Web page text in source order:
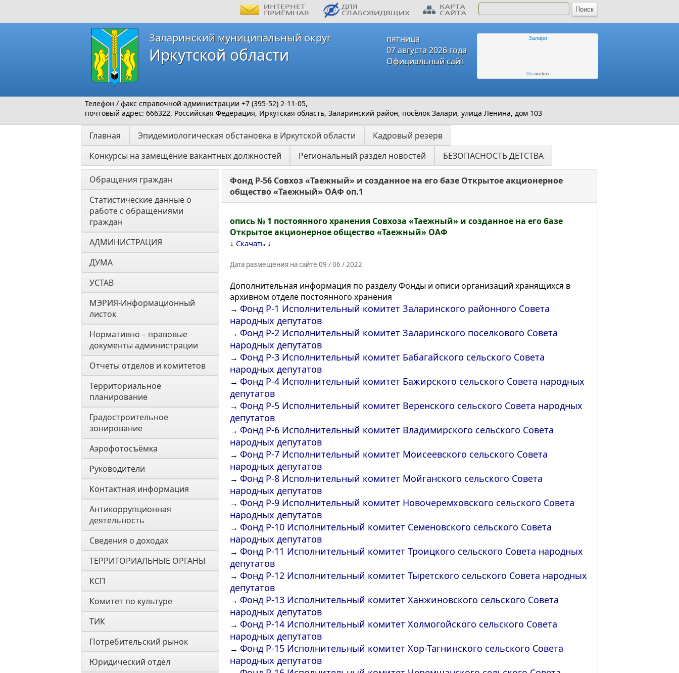
Залари
Gismeteo
пятница
07 августа 2026 года
Официальный сайт
Заларинский муниципальный округ
Иркутской области
Телефон / факс справочной администрации +7 (395-52) 2-11-05,
почтовый адрес: 666322, Российская Федерация, Иркутская область, Заларинский район, посёлок Залари, улица Ленина, дом 103
Главная Эпидемиологическая обстановка в Иркутской области
Кадровый резерв
Конкурсы на замещение вакантных должностей
Региональный раздел новостей БЕЗОПАСНОСТЬ ДЕТСТВА
Обращения граждан
Статистические данные о
работе с обращениями
граждан
АДМИНИСТРАЦИЯ
ДУМА
УСТАВ
МЭРИЯ-Информационный
листок
Нормативно – правовые
документы администрации
Отчеты отделов и комитетов
Территориальное
планирование
Градостроительное
зонирование
Аэрофотосъёмка
Руководители
Контактная информация
Антикоррупционная
деятельность
Сведения о доходах
ТЕРРИТОРИАЛЬНЫЕ ОРГАНЫ
КСП
Комитет по культуре
ТИК
Потребительский рынок
Юридический отдел
Фонд Р-56 Совхоз «Таежный» и созданное на его базе Открытое акционерное
общество «Таежный» ОАФ оп.1
опись № 1 постоянного хранения Совхоза «Таежный» и созданное на его базе
Открытое акционерное общество «Таежный» ОАФ
↓ Скачать ↓
Дата размещения на сайте 09 / 06 / 2022
Дополнительная информация по разделу Фонды и описи организаций хранящихся в
архивном отделе постоянного хранения
→ Фонд Р-1 Исполнительный комитет Заларинского районного Совета
народных депутатов
→ Фонд Р-2 Исполнительный комитет Заларинского поселкового Совета
народных депутатов
→ Фонд Р-3 Исполнительный комитет Бабагайского сельского Совета
народных депутатов
→ Фонд Р-4 Исполнительный комитет Бажирского сельского Совета народных
депутатов
→ Фонд Р-5 Исполнительный комитет Веренского сельского Совета народных
депутатов
→ Фонд Р-6 Исполнительный комитет Владимирского сельского Совета
народных депутатов
→ Фонд Р-7 Исполнительный комитет Моисеевского сельского Совета
народных депутатов
→ Фонд Р-8 Исполнительный комитет Мойганского сельского Совета
народных депутатов
→ Фонд Р-9 Исполнительный комитет Новочеремховского сельского Совета
народных депутатов
→ Фонд Р-10 Исполнительный комитет Семеновского сельского Совета
народных депутатов
→ Фонд Р-11 Исполнительный комитет Троицкого сельского Совета народных
депутатов
→ Фонд Р-12 Исполнительный комитет Тыретского сельского Совета народных
депутатов
→ Фонд Р-13 Исполнительный комитет Ханжиновского сельского Совета
народных депутатов
→ Фонд Р-14 Исполнительный комитет Холмогойского сельского Совета
народных депутатов
→ Фонд Р-15 Исполнительный комитет Хор-Тагнинского сельского Совета
народных депутатов